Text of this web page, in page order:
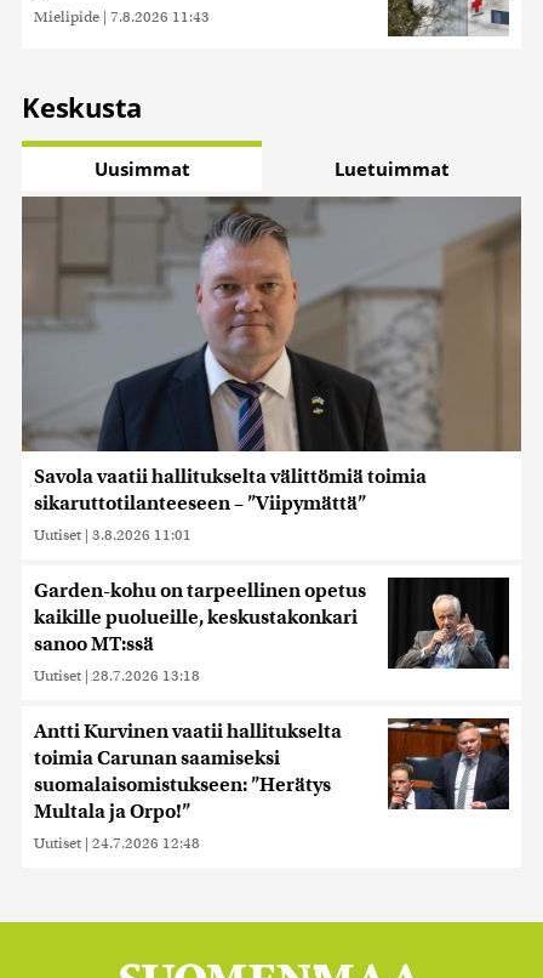
Mielipide | 7.8.2026 11:43
Keskusta
Uusimmat Luetuimmat
Savola vaatii hallitukselta välittömiä toimia
sikaruttotilanteeseen – ”Viipymättä”
Uutiset | 3.8.2026 11:01
Garden-kohu on tarpeellinen opetus
kaikille puolueille, keskustakonkari
sanoo MT:ssä
Uutiset | 28.7.2026 13:18
Antti Kurvinen vaatii hallitukselta
toimia Carunan saamiseksi
suomalaisomistukseen: ”Herätys
Multala ja Orpo!”
Uutiset | 24.7.2026 12:48